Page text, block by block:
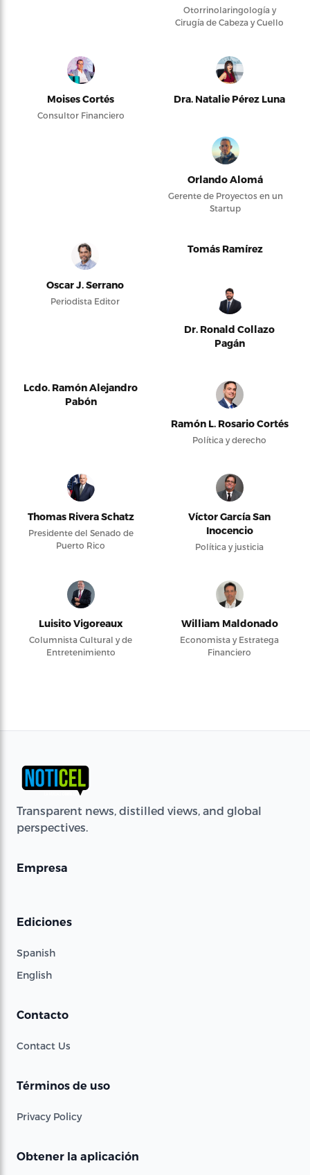
Otorrinolaringología y
Cirugía de Cabeza y Cuello
Moises Cortés
Consultor Financiero
Dra. Natalie Pérez Luna
Orlando Alomá
Gerente de Proyectos en un
Startup
Oscar J. Serrano
Periodista Editor
Tomás Ramírez
Dr. Ronald Collazo
Pagán
Lcdo. Ramón Alejandro
Pabón
Ramón L. Rosario Cortés
Política y derecho
Thomas Rivera Schatz
Presidente del Senado de
Puerto Rico
Víctor García San
Inocencio
Política y justicia
Luisito Vigoreaux
Columnista Cultural y de
Entretenimiento
William Maldonado
Economista y Estratega
Financiero
Transparent news, distilled views, and global
perspectives.
Empresa
Ediciones
Spanish
English
Contacto
Contact Us
Términos de uso
Privacy Policy
Obtener la aplicación